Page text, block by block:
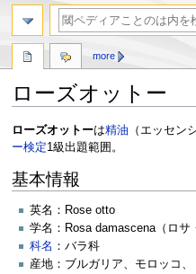
ローズオットー
ナ
ビ
ー
ョ
ン
に
移
検
索
移
ローズオットーは精油 （エッセン
ー検定1級出題範囲。
基本情報
英名：Rose otto
学名：Rosa damascena（ロサ
科名 ：バラ科
産地：ブルガリア、モロッコ
more